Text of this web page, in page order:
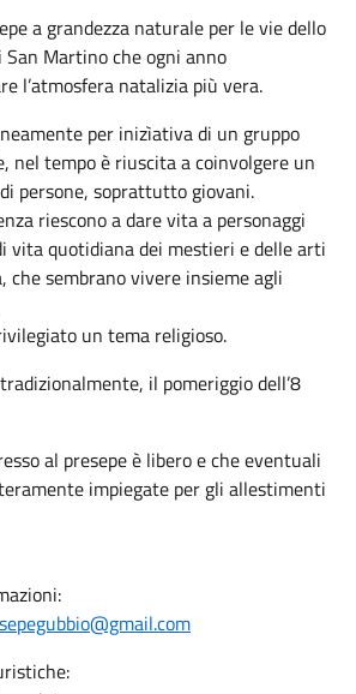
a grandezza naturale per le vie dello
Martino che ogni anno
l’atmosfera natalizia più vera.
per inizìativa di un gruppo
nel tempo è riuscita a coinvolgere un
persone, soprattutto giovani.
riescono a dare vita a personaggi
vita quotidiana dei mestieri e delle arti
che sembrano vivere insieme agli
un tema religioso.
il pomeriggio dell’8
al presepe è libero e che eventuali
impiegate per gli allestimenti